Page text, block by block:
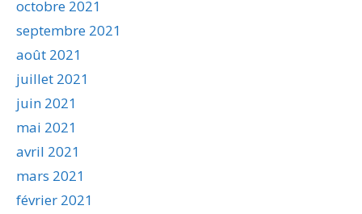
octobre 2021
septembre 2021
août 2021
juillet 2021
juin 2021
mai 2021
avril 2021
mars 2021
février 2021